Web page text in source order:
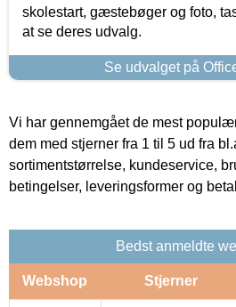
skolestart, gæstebøger og foto,
at se deres udvalg.
Se udvalget på
Vi har gennemgået de mest
dem med stjerner fra 1 til 5 ud fra
sortimentstørrelse, kundeservice,
betingelser, leveringsformer og
Bedst anmeldte
Webshop Stjerner